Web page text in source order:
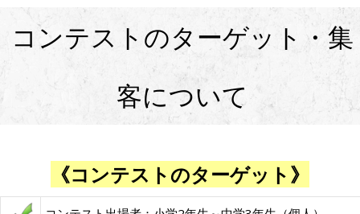
コンテストのターゲット・集
客について
《コンテストのターゲット》